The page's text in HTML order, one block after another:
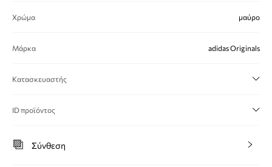
Χρώμα μαύρο
Μάρκα adidas Originals
Κατασκευαστής
ID προϊόντος
Σύνθεση